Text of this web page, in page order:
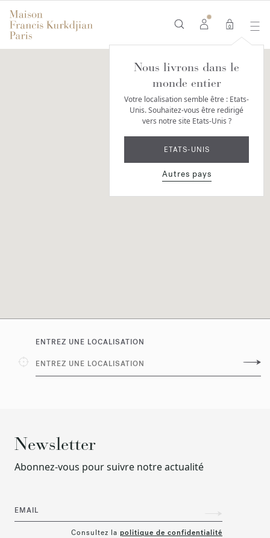
0
Nous livrons dans le
monde entier
Votre localisation semble être : Etats-
Unis. Souhaitez-vous être redirigé
vers notresite Etats-Unis ?
ETATS-UNIS
Autres pays
Points de vente
Geolocalize
me
ENTREZ UNE LOCALISATION
Newsletter
Abonnez‑vous pour suivre notre actualité
EMAIL
Consultez la politique de confidentialité